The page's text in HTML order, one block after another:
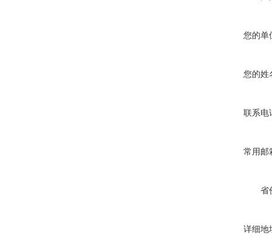
您的单
您的姓
联系电
常用邮
省
详细地